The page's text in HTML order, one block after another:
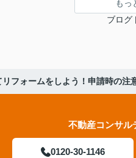
もっ
ブログ
フォームをしよう！申請時の注
不動産コンサル
0120-30-1146